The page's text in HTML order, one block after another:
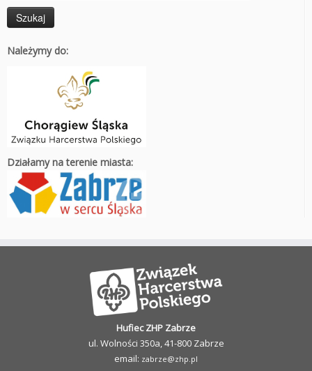
Należymy do:
Działamy na terenie miasta:
Hufiec ZHP Zabrze
ul. Wolności 350a, 41-800 Zabrze
email: zabrze@zhp.pl